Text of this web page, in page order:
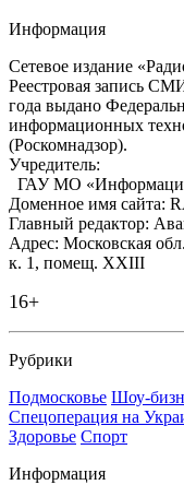
Информация
Сетевое издание
Реестровая запись
года выдано
информационных
(Роскомнадзор).
Учредитель:
ГАУ МО
Доменное имя сайта:
Главный редактор:
Адрес: Московская
к. 1, помещ. XXIII
16+
Рубрики
Подмосковье Шоу-
Спецоперация на
Здоровье Спорт
Информация